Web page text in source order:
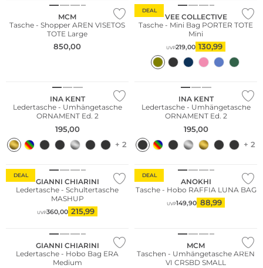
MCM
Tasche - Shopper AREN VISETOS
TOTE Large
850,00
DEAL
VEE COLLECTIVE
Tasche - Mini Bag PORTER TOTE
Mini
UVP219,00 130,99
INA KENT
Ledertasche - Umhängetasche
ORNAMENT Ed. 2
195,00
+ 2
WE ♡ AUSTRIA
INA KENT
Ledertasche - Umhängetasche
ORNAMENT Ed. 2
195,00
+ 2
DEAL
GIANNI CHIARINI
Ledertasche - Schultertasche
MASHUP
UVP360,00 215,99
DEAL
ANOKHI
Tasche - Hobo RAFFIA LUNA BAG
UVP149,90 88,99
GIANNI CHIARINI
Ledertasche - Hobo Bag ERA
Medium
MCM
Taschen - Umhängetasche AREN
VI CRSBD SMALL